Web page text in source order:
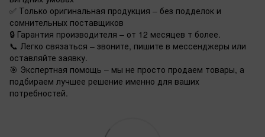
✅ Только оригинальная продукция – без подделок и
сомнительных поставщиков
🔒 Гарантия производителя – от 12 месяцев т более.
📞 Легко связаться – звоните, пишите в мессенджеры или
оставляйте заявку.
🎯 Экспертная помощь – мы не просто продаем товары, а
подбираем лучшее решение именно для ваших
потребностей.